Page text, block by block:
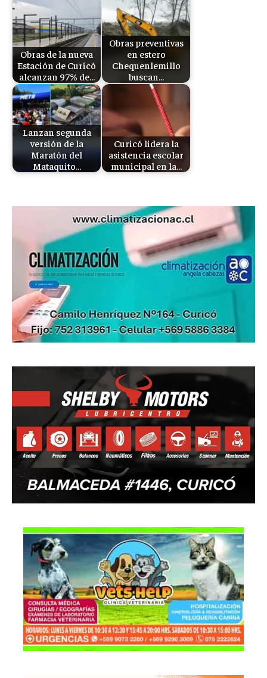
Obras de la nueva
Estación de Curicó
alcanzan 97% de…
Obras preventivas
en estero
Chequenlemillo
buscan…
Lanzan segunda
versión de la
Maratón del
Mataquito…
Curicó lidera la
asistencia escolar
municipal en la…